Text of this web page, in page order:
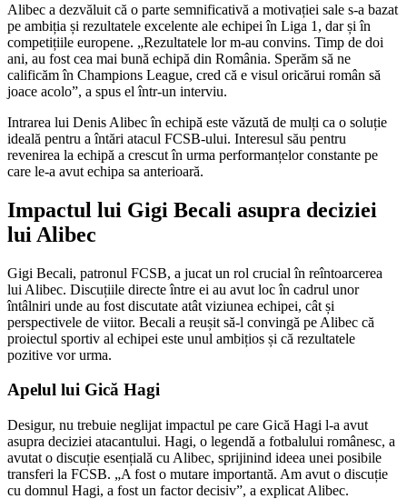
Alibec a dezvăluit că o parte semnificativă a motivației sale s-a bazat
pe ambiția și rezultatele excelente ale echipei în Liga 1, dar și în
competițiile europene. „Rezultatele lor m-au convins. Timp de doi
ani, au fost cea mai bună echipă din România. Sperăm să ne
calificăm în Champions League, cred că e visul oricărui român să
joace acolo”, a spus el într-un interviu.
Intrarea lui Denis Alibec în echipă este văzută de mulți ca o soluție
ideală pentru a întări atacul FCSB-ului. Interesul său pentru
revenirea la echipă a crescut în urma performanțelor constante pe
care le-a avut echipa sa anterioară.
Impactul lui Gigi Becali asupra deciziei
lui Alibec
Gigi Becali, patronul FCSB, a jucat un rol crucial în reîntoarcerea
lui Alibec. Discuțiile directe între ei au avut loc în cadrul unor
întâlniri unde au fost discutate atât viziunea echipei, cât și
perspectivele de viitor. Becali a reușit să-l convingă pe Alibec că
proiectul sportiv al echipei este unul ambițios și că rezultatele
pozitive vor urma.
Apelul lui Gică Hagi
Desigur, nu trebuie neglijat impactul pe care Gică Hagi l-a avut
asupra deciziei atacantului. Hagi, o legendă a fotbalului românesc, a
avutat o discuție esențială cu Alibec, sprijinind ideea unei posibile
transferi la FCSB. „A fost o mutare importantă. Am avut o discuție
cu domnul Hagi, a fost un factor decisiv”, a explicat Alibec.